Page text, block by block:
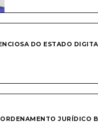
DO ESTADO
JURÍDICO